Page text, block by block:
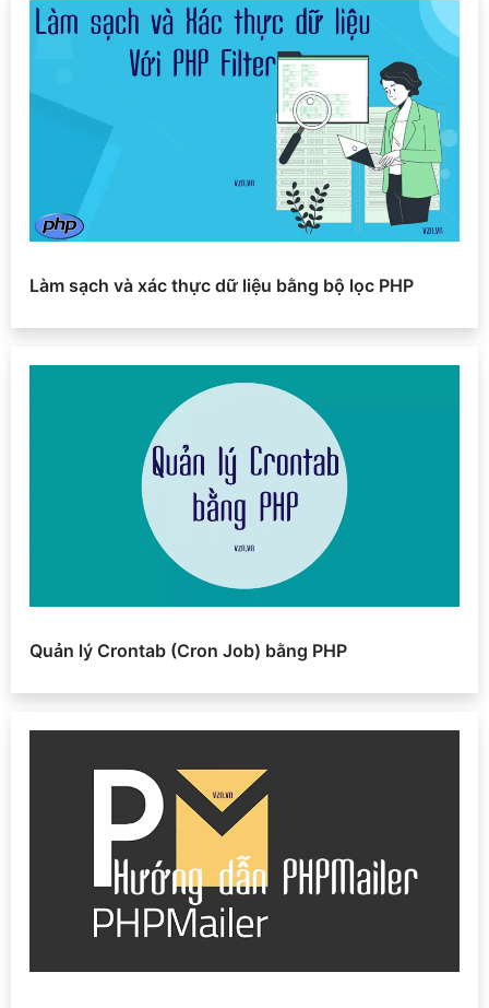
Làm sạch và xác thực dữ liệu bằng bộ lọc PHP
Quản lý Crontab (Cron Job) bằng PHP